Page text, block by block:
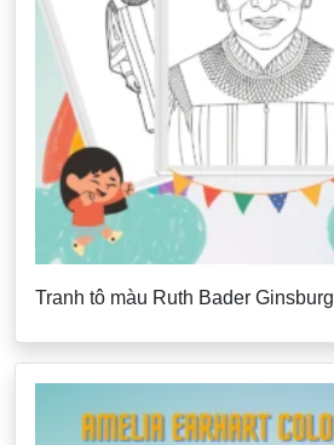
Tranh tô màu Ruth Bader Ginsburg